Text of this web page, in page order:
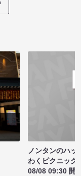
ノンタンのハッ
わくピクニック
08/08 09:30 開